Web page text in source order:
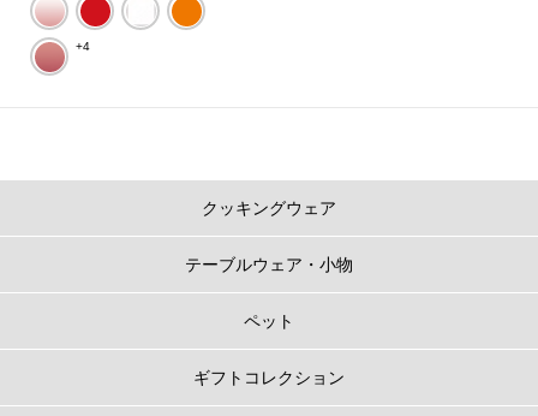
+4
クッキングウェア
テーブルウェア・小物
ペット
ギフトコレクション